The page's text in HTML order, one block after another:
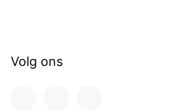
Volg ons